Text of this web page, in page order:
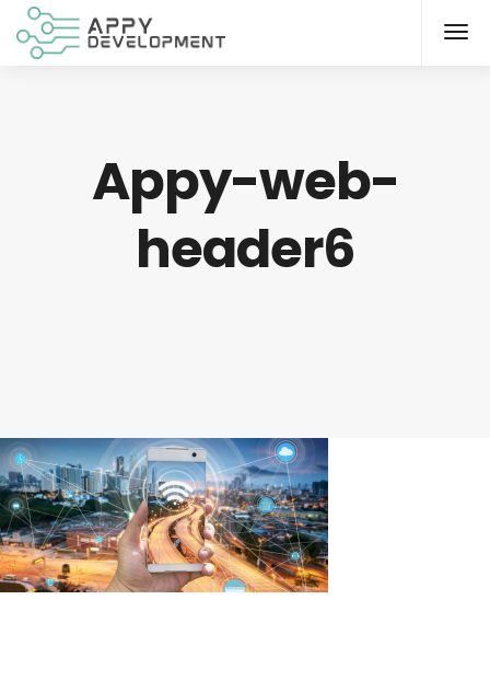
Appy-web-
header6